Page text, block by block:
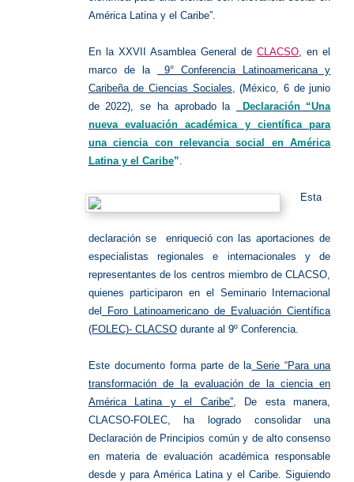
América Latina y el Caribe”.
En la XXVII Asamblea General deCLACSO, en el
marco de la
9° Conferencia Latinoamericana y
Caribeña de Ciencias Sociales, (México, 6 de junio
de 2022), se ha aprobado la
Declaración “Una
nueva evaluación académica y científica para
una ciencia con relevancia social en América
Latina y el Caribe”.
Esta
declaración se enriqueció con las aportaciones de
especialistas regionales e internacionales y de
representantes de los centros miembro de CLACSO,
quienes participaron en el Seminario Internacional
del
Foro Latinoamericano de Evaluación Científica
(FOLEC)- CLACSOdurante al 9º Conferencia.
Este documento forma parte de la Serie “Para una
transformación de la evaluación de la ciencia en
América Latina y el Caribe”, De esta manera,
CLACSO-FOLEC, ha logrado consolidar una
Declaración de Principios común y de alto consenso
en materia de evaluación académica responsable
desde y para América Latina y el Caribe. Siguiendo